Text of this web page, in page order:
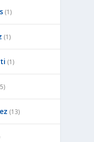
(1)
(1)
(1)
(13)